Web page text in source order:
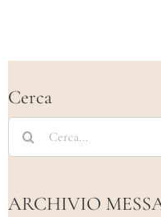
Cerca
Cerca
per:
ARCHIVIO